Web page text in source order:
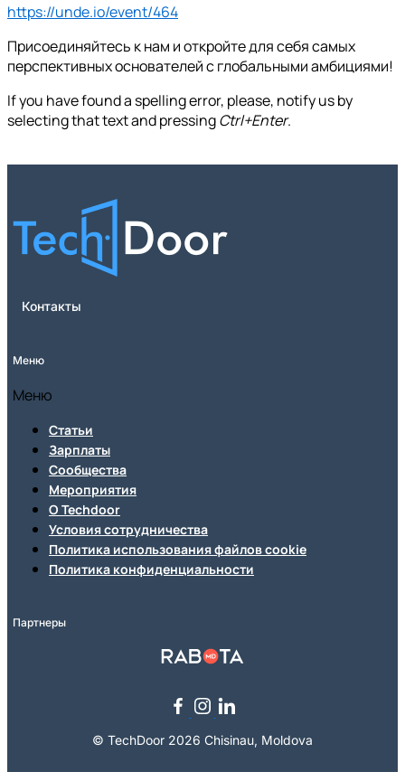
https://unde.io/event/464
Присоединяйтесь к нам и откройте для себя самых
перспективных основателей с глобальными амбициями!
If you have found a spelling error, please, notify us by
selecting that text and pressingCtrl+Enter.
Контакты
Меню
Меню
Статьи
Зарплаты
Сообщества
Мероприятия
О Techdoor
Условия сотрудничества
Политика использования файлов cookie
Политика конфиденциальности
Партнеры
© TechDoor 2026 Chisinau, Moldova